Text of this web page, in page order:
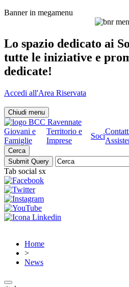
Banner in megamenu
Lo spazio dedicato ai
tutte le iniziative e
dedicate!
Accedi all'Area Riservata
Chiudi menu
Giovani e
Famiglie
Territorio e
Imprese
Soci
Cerca
Tab social sx
Home
>
News